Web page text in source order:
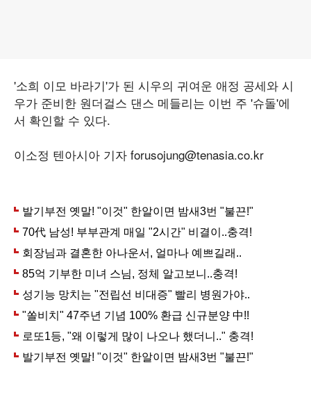
'소희 이모 바라기'가 된 시우의 귀여운 애정 공세와 시
우가 준비한 원더걸스 댄스 메들리는 이번 주 '슈돌'에
서 확인할 수 있다.
이소정 텐아시아 기자 forusojung@tenasia.co.kr